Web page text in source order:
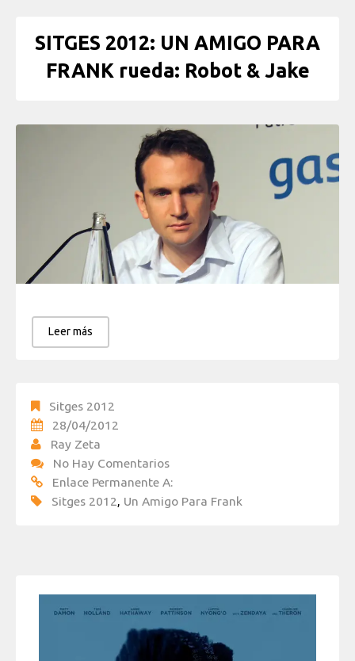
SITGES 2012: UN AMIGO PARA
FRANK rueda: Robot & Jake
Leer más
Sitges 2012
28/04/2012
Ray Zeta
No Hay Comentarios
Enlace Permanente A:
Sitges 2012, Un Amigo Para Frank